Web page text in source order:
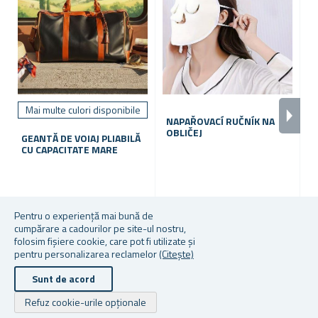
Pentru o experiență mai bună de
cumpărare a cadourilor pe site-ul nostru,
folosim fișiere cookie, care pot fi utilizate și
pentru personalizarea reclamelor(Citește)
Sunt de acord
Refuz cookie-urile opționale
Mai multe culori disponibile
GEANTĂ DE VOIAJ PLIABILĂ
CU CAPACITATE MARE
125,49 lei
În stoc
NAPAŘOVACÍ RUČNÍK NA
OBLIČEJ
10,19 lei
Drepturile de autor © 2026 Cadouri.ro. Toate drepturile rezervate.